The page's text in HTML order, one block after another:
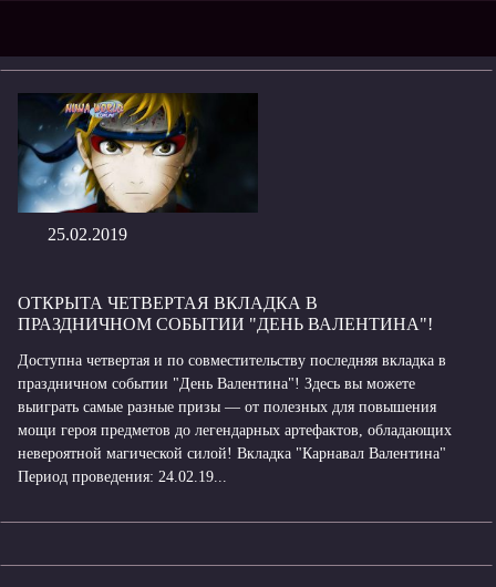
25.02.2019
ОТКРЫТА ЧЕТВЕРТАЯ ВКЛАДКА В
ПРАЗДНИЧНОМ СОБЫТИИ "ДЕНЬ ВАЛЕНТИНА"!
Доступна четвертая и по совместительству последняя вкладка в
праздничном событии "День Валентина"! Здесь вы можете
выиграть самые разные призы — от полезных для повышения
мощи героя предметов до легендарных артефактов, обладающих
невероятной магической силой! Вкладка "Карнавал Валентина"
Период проведения: 24.02.19...